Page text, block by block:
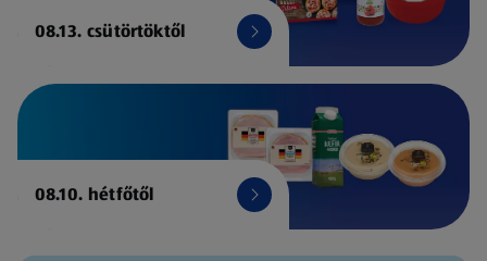
08.13. csütörtöktől
08.10. hétfőtől